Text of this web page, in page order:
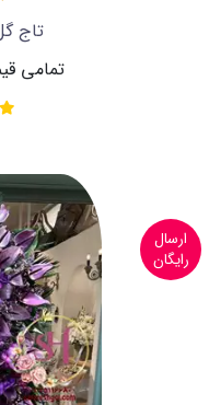
تاج
تمامی
ارسال
رایگان